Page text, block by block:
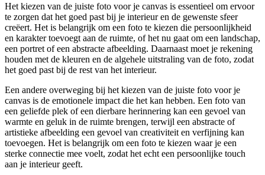
Het kiezen van de juiste foto voor je canvas is essentieel om ervoor
te zorgen dat het goed past bij je interieur en de gewenste sfeer
creëert. Het is belangrijk om een foto te kiezen die persoonlijkheid
en karakter toevoegt aan de ruimte, of het nu gaat om een landschap,
een portret of een abstracte afbeelding. Daarnaast moet je rekening
houden met de kleuren en de algehele uitstraling van de foto, zodat
het goed past bij de rest van het interieur.
Een andere overweging bij het kiezen van de juiste foto voor je
canvas is de emotionele impact die het kan hebben. Een foto van
een geliefde plek of een dierbare herinnering kan een gevoel van
warmte en geluk in de ruimte brengen, terwijl een abstracte of
artistieke afbeelding een gevoel van creativiteit en verfijning kan
toevoegen. Het is belangrijk om een foto te kiezen waar je een
sterke connectie mee voelt, zodat het echt een persoonlijke touch
aan je interieur geeft.